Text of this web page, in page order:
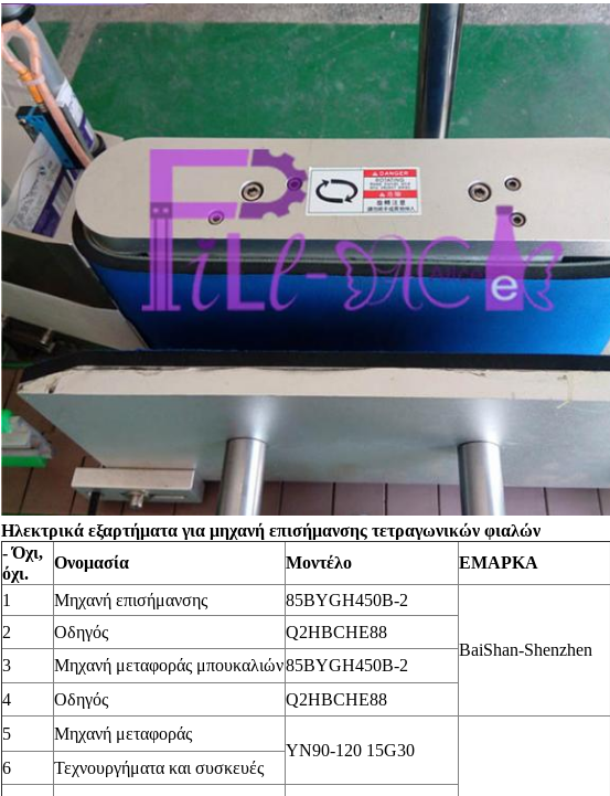
Ηλεκτρικά εξαρτήματα για μηχανή επισήμανσης τετραγωνικών φιαλών
- Όχι,
όχι.
Ονομασία Μοντέλο ΕΜΑΡΚΑ
1
Μηχανή επισήμανσης 85BYGH450B-2
BaiShan-Shenzhen
2
Οδηγός Q2HBCHE88
3
Μηχανή μεταφοράς μπουκαλιών85BYGH450B-2
4
Οδηγός Q2HBCHE88
5
Μηχανή μεταφοράς
YN90-120 15G30
6
Τεχνουργήματα και συσκευές